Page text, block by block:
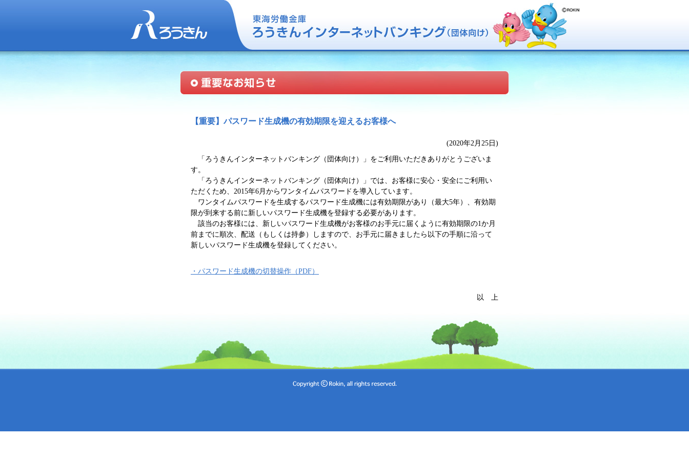
【重要】パスワード生成機の有効期限を迎えるお客様へ
(2020年2月25日)
「ろうきんインターネットバンキング（団体向け）」をご利用いただきありがとうございま
す。
「ろうきんインターネットバンキング（団体向け）」では、お客様に安心・安全にご利用い
ただくため、2015年6月からワンタイムパスワードを導入しています。
ワンタイムパスワードを生成するパスワード生成機には有効期限があり（最大5年）、有効期
限が到来する前に新しいパスワード生成機を登録する必要があります。
該当のお客様には、新しいパスワード生成機がお客様のお手元に届くように有効期限の1か月
前までに順次、配送（もしくは持参）しますので、お手元に届きましたら以下の手順に沿って
新しいパスワード生成機を登録してください。
・パスワード生成機の切替操作（PDF）
以 上